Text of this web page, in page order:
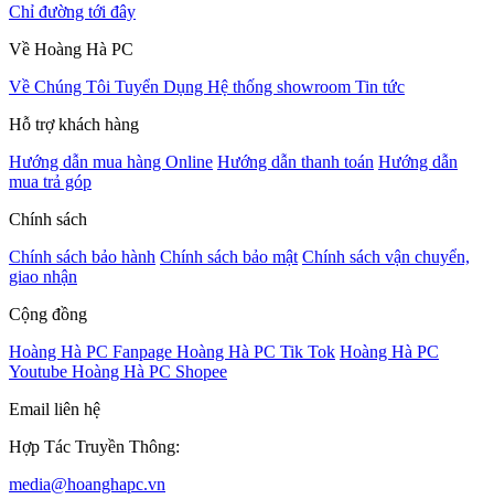
Chỉ đường tới đây
Về Hoàng Hà PC
Về Chúng Tôi Tuyển Dụng Hệ thống showroom Tin tức
Hỗ trợ khách hàng
Hướng dẫn mua hàng Online Hướng dẫn thanh toán Hướng dẫn
mua trả góp
Chính sách
Chính sách bảo hành Chính sách bảo mật Chính sách vận chuyển,
giao nhận
Cộng đồng
Hoàng Hà PC Fanpage Hoàng Hà PC Tik Tok Hoàng Hà PC
Youtube Hoàng Hà PC Shopee
Email liên hệ
Hợp Tác Truyền Thông:
media@hoanghapc.vn